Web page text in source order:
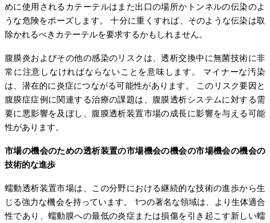
めに使用されるカテーテルはまた出口の場所かトンネルの伝染のよ
うな危険をポーズします。 十分に重くすれば、そのような伝染は取
除かれるべきカテーテルを要求するかもしれません。
腹膜炎およびその他の感染のリスクは、透析交換中に無菌技術に非
常に注意しなければならないことを意味します。 マイナーな汚染
は、潜在的に炎症につながる可能性があります。 このリスク要因と
腹膜症症例に関連する治療の課題は、腹膜透析システムに対する需
要に悪影響を及ぼし、腹膜透析装置市場の成長に影響を与える可能
性があります。
市場の機会のための透析装置の市場機会の機会の市場機会の機会の
技術的な進歩
蠕動透析装置市場は、この分野における継続的な技術の進歩から生
じる強力な機会を持っています。 1つの著名な領域は、より生体適合
性であり、蠕動膜への最低の炎症または損傷を引き起こす新しい蠕